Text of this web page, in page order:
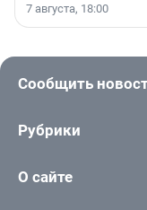
7 августа, 18:00
Сообщить
Рубрики
О сайте